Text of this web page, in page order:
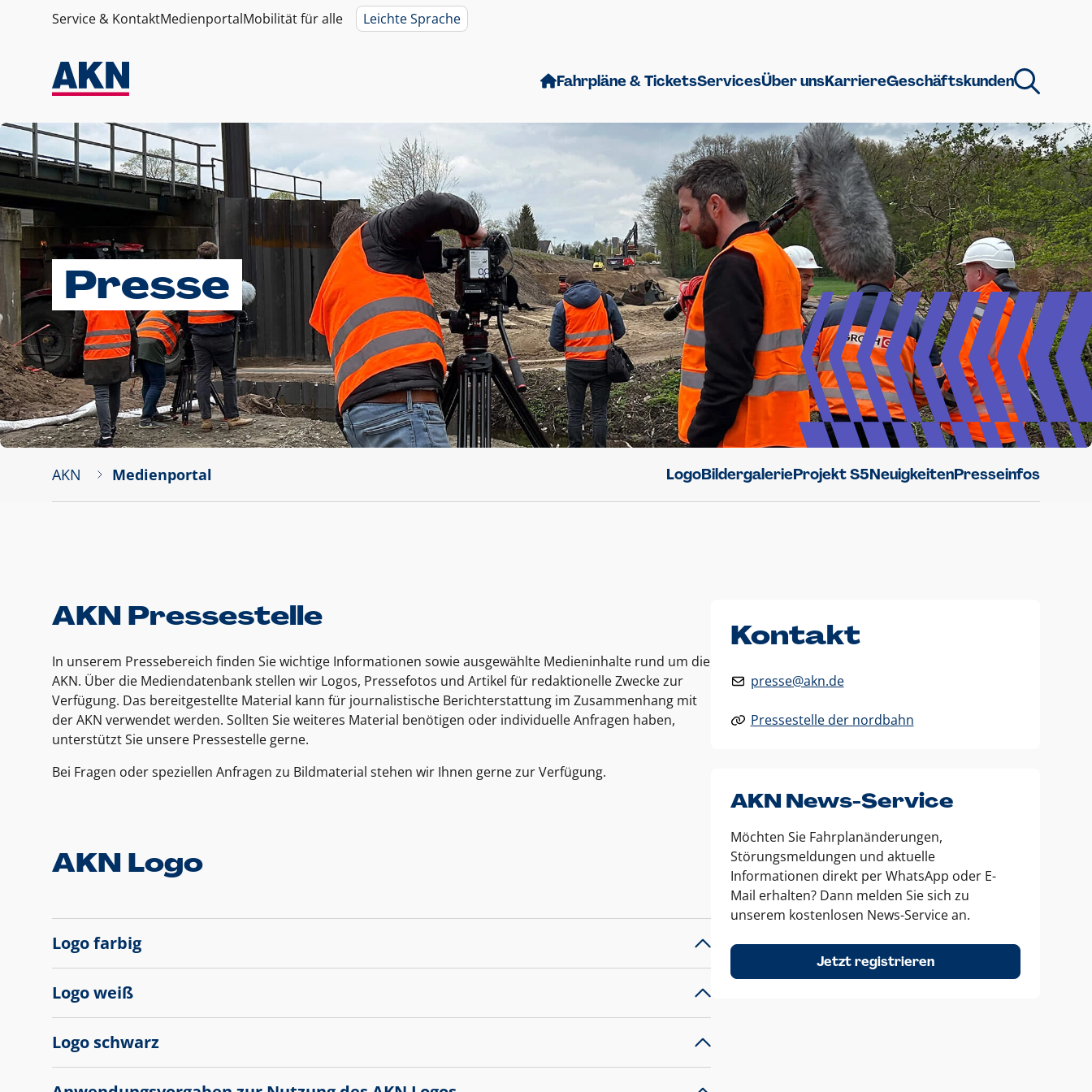
Service & KontaktMedienportalMobilität für alle Leichte Sprache
Fahrpläne & TicketsServicesÜber unsKarriereGeschäftskunden
Presse
AKN Medienportal LogoBildergalerieProjekt S5NeuigkeitenPresseinfos
AKN Pressestelle
In unserem Pressebereich finden Sie wichtige Informationen sowie ausgewählte Medieninhalte rund um die
AKN. Über die Mediendatenbank stellen wir Logos, Pressefotos und Artikel für redaktionelle Zwecke zur
Verfügung. Das bereitgestellte Material kann für journalistische Berichterstattung im Zusammenhang mit
der AKN verwendet werden. Sollten Sie weiteres Material benötigen oder individuelle Anfragen haben,
unterstützt Sie unsere Pressestelle gerne.
Bei Fragen oder speziellen Anfragen zu Bildmaterial stehen wir Ihnen gerne zur Verfügung.
AKN Logo
Logo farbig
Logo weiß
Logo schwarz
Kontakt
presse@akn.de
Pressestelle der nordbahn
AKN News-Service
Möchten Sie Fahrplanänderungen,
Störungsmeldungen und aktuelle
Informationen direkt per WhatsApp oder E-
Mail erhalten? Dann melden Sie sich zu
unserem kostenlosen News-Service an.
Jetzt registrieren